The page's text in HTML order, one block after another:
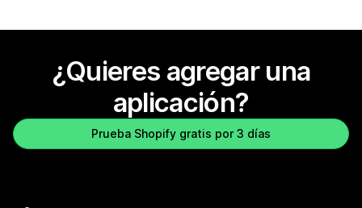
¿Quieres agregar una
aplicación?
Prueba Shopify gratis por 3 días